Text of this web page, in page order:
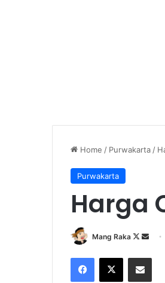
Home / Purwakarta /
Purwakarta
Harga
Mang Raka
Follow
X
Send
Facebook
X Share via Email